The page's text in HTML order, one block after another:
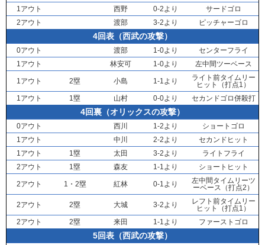
1アウト
西野 0-2より
サードゴロ
2アウト
渡部 3-2より ピッチャーゴロ
4回表（西武の攻撃）
0アウト 渡部 1-0より
センターフライ
1アウト
林安可 1-0より 左中間ツーベース
1アウト 2塁 小島 1-1より
ライト前タイムリー
ヒット（打点1）
1アウト
1塁 山村 0-0より セカンドゴロ併殺打
4回裏（オリックスの攻撃）
0アウト 西川 1-2より
ショートゴロ
1アウト
中川 2-2より
セカンドヒット
1アウト
1塁 太田 3-2より
ライトフライ
2アウト
1塁 森友 1-1より ショートヒット
2アウト 1・2塁 紅林 0-1より
左中間タイムリーツ
ーベース（打点2）
2アウト 2塁 大城 3-2より
レフト前タイムリー
ヒット（打点1）
2アウト
2塁 来田 1-1より ファーストゴロ
5回表（西武の攻撃）